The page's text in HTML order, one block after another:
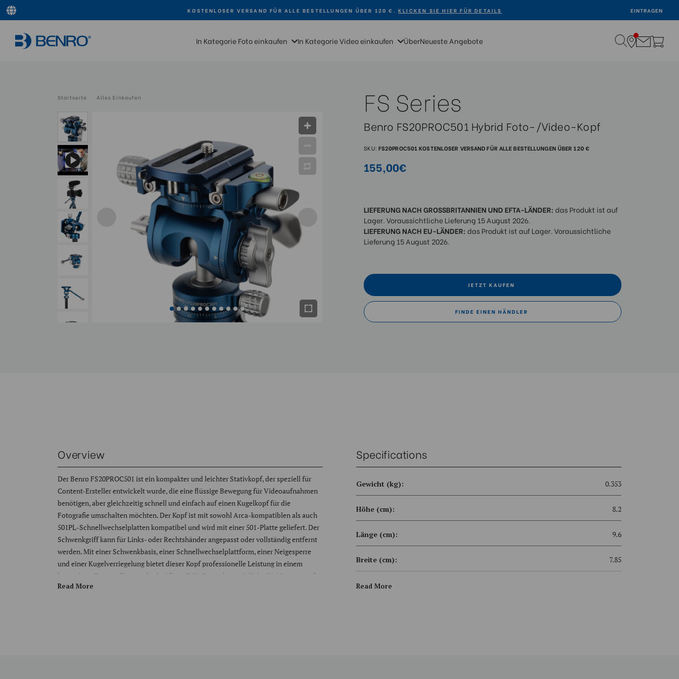
KOSTENLOSER VERSAND FÜR ALLE BESTELLUNGEN ÜBER 120 €.KLICKEN SIE HIER FÜR DETAILS EINTRAGEN
In Kategorie Foto einkaufen In Kategorie Video einkaufen ÜberNeueste Angebote
FS Series
Benro FS20PROC501 Hybrid Foto-/Video-Kopf
SKU: FS20PROC501 KOSTENLOSER VERSAND FÜR ALLE BESTELLUNGEN ÜBER 120 €
155,00€
LIEFERUNG NACH GROSSBRITANNIEN UND EFTA-LÄNDER:das Produkt ist auf
Lager. Voraussichtliche Lieferung 15 August 2026.
LIEFERUNG NACH EU-LÄNDER:das Produkt ist auf Lager. Voraussichtliche
Lieferung 15 August 2026.
JETZT KAUFEN
FINDE EINEN HÄNDLER
Startseite Alles Einkaufen
Overview
Der Benro FS20PROC501 ist ein kompakter und leichter Stativkopf, der speziell für
Content-Ersteller entwickelt wurde, die eine flüssige Bewegung für Videoaufnahmen
benötigen, aber gleichzeitig schnell und einfach auf einen Kugelkopf für die
Fotografie umschalten möchten. Der Kopf ist mit sowohl Arca-kompatiblen als auch
501PL-Schnellwechselplatten kompatibel und wird mit einer 501-Platte geliefert. Der
Schwenkgriff kann für Links- oder Rechtshänder angepasst oder vollständig entfernt
werden. Mit einer Schwenkbasis, einer Schnellwechselplattform, einer Neigesperre
und einer Kugelverriegelung bietet dieser Kopf professionelle Leistung in einem
kompakten Format. Ein standardmäßiges 3/8"-Gewinde ermöglicht die Montage auf
einer Vielzahl von Benro-Stativen.
Read More
Specifications
Gewicht (kg): 0.353
Höhe (cm): 8.2
Länge (cm): 9.6
Breite (cm): 7.85
Neigungsbereich hinten:
Read More